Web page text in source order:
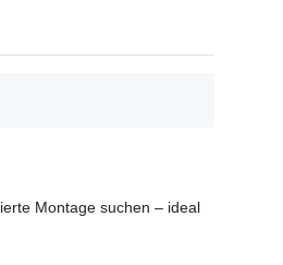
Montage suchen – ideal